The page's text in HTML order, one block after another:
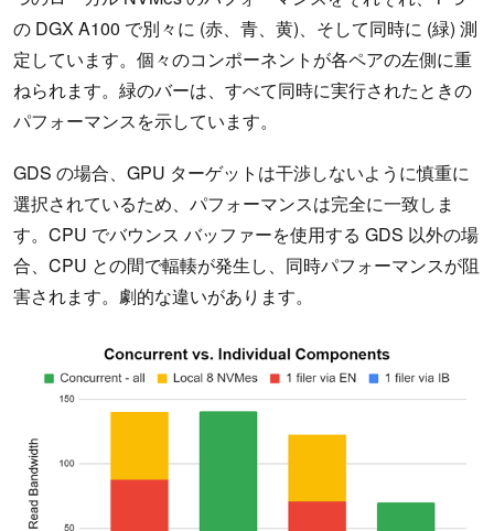
の DGX A100 で別々に (赤、青、黄)、そして同時に (緑) 測
定しています。個々のコンポーネントが各ペアの左側に重
ねられます。緑のバーは、すべて同時に実行されたときの
パフォーマンスを示しています。
GDS の場合、GPU ターゲットは干渉しないように慎重に
選択されているため、パフォーマンスは完全に一致しま
す。CPU でバウンス バッファーを使用する GDS 以外の場
合、CPU との間で輻輳が発生し、同時パフォーマンスが阻
害されます。劇的な違いがあります。